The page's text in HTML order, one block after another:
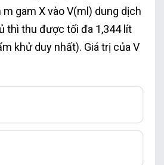
m gam X vào V(ml) dung dịch
thì thu được tối đa 1,344 lít
khử duy nhất). Giá trị của V